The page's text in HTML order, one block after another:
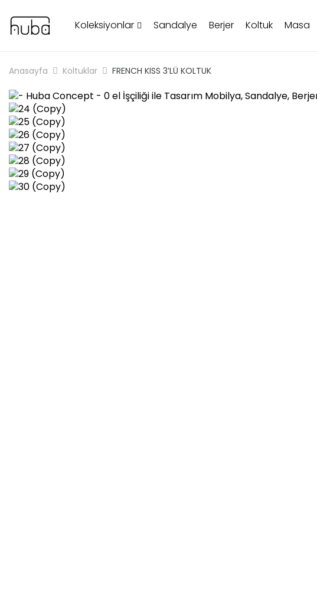
Koleksiyonlar Sandalye Berjer Koltuk Masa
Anasayfa Koltuklar FRENCH KISS 3’LÜ KOLTUK